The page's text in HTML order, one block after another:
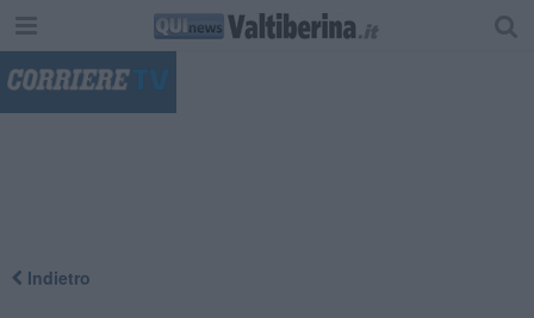
Indietro